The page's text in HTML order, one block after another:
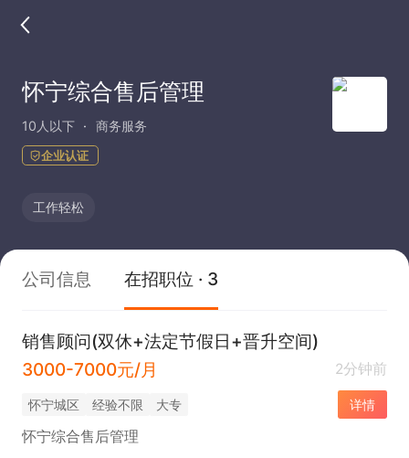
怀宁综合售后管理
10人以下 商务服务
企业认证
工作轻松
公司信息 在招职位 · 3
销售顾问(双休+法定节假日+晋升空间)
3000-7000元/月
2分钟前
怀宁城区 经验不限 大专 详情
怀宁综合售后管理